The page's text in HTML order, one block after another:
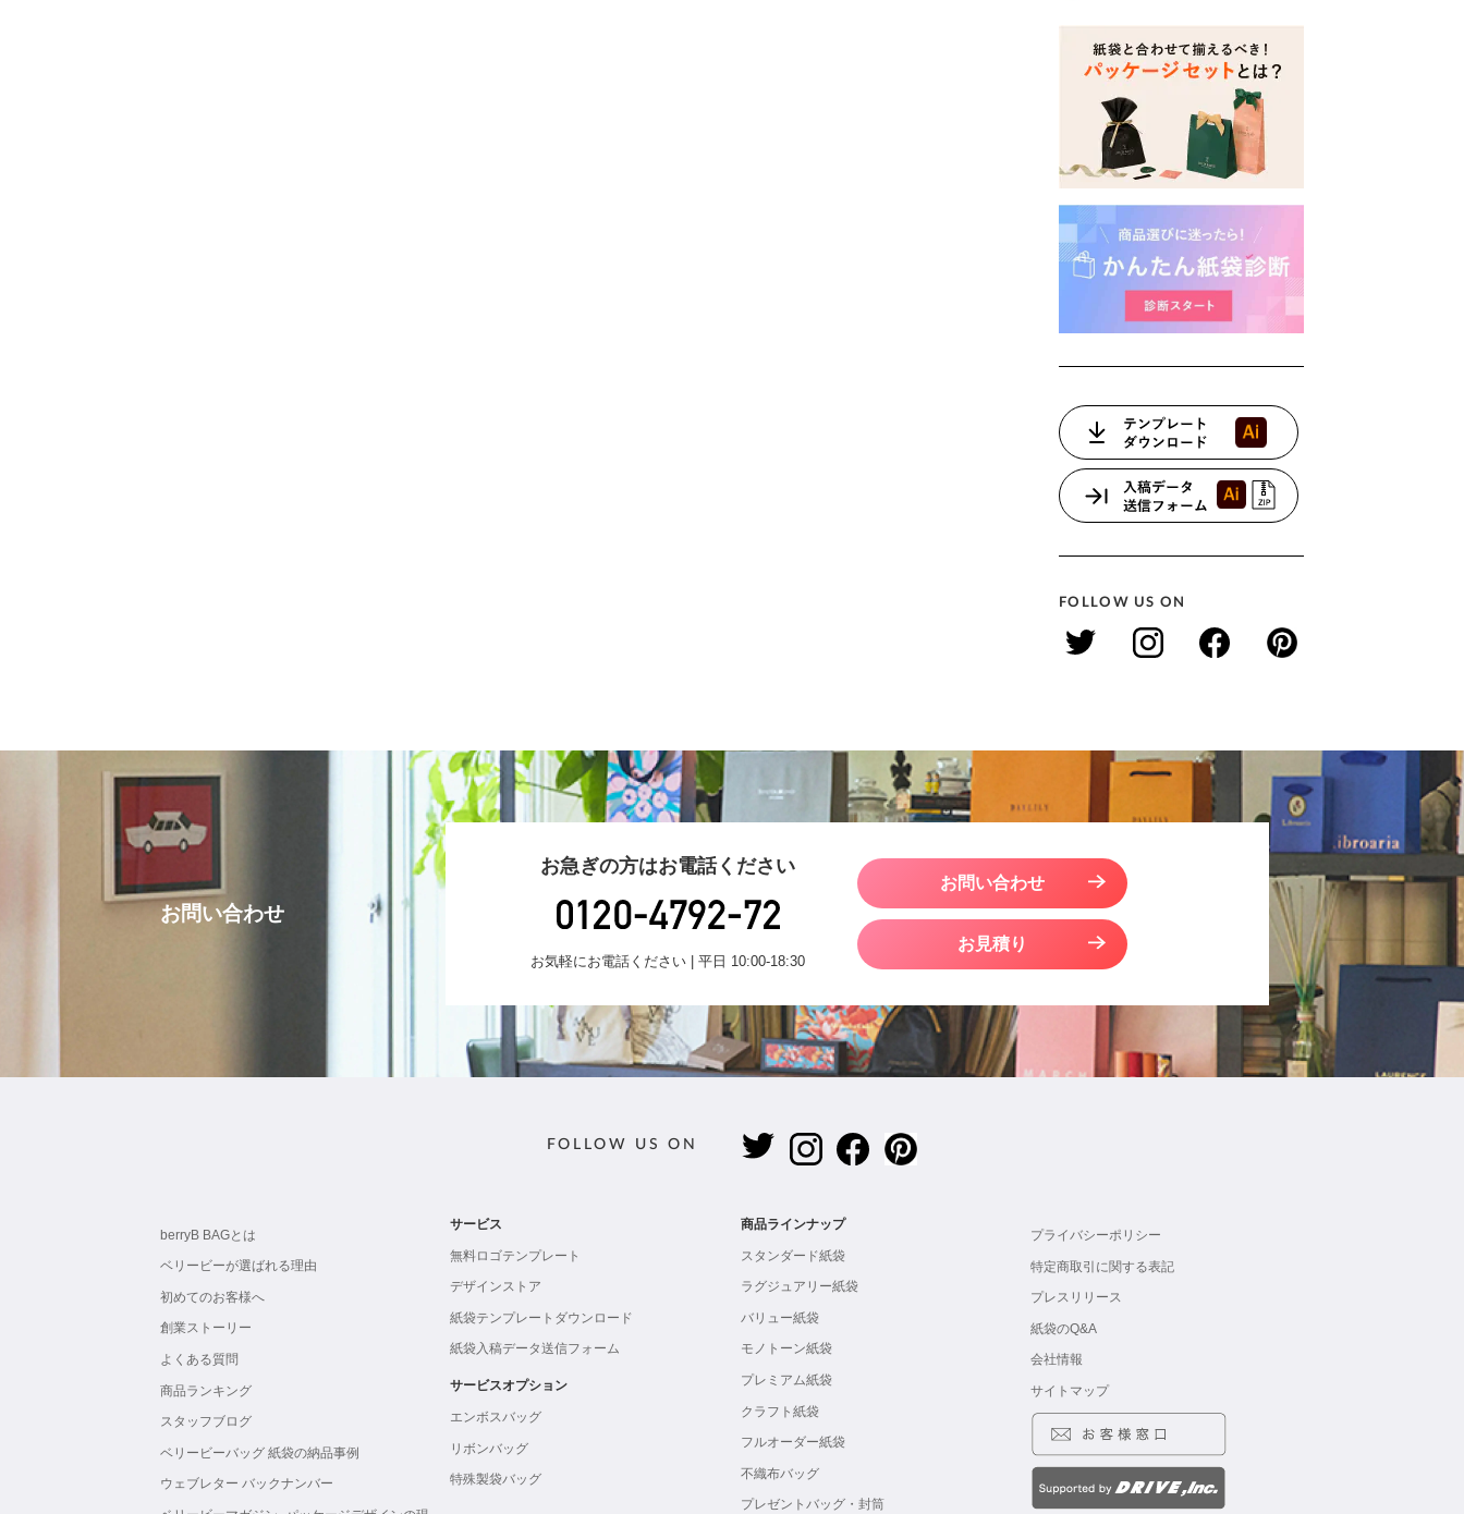
FOLLOW US ON
お問い合わせ
お急ぎの方はお電話ください
お気軽にお電話ください | 平日 10:00-18:30
お問い合わせ
お見積り
FOLLOW US ON
berryB BAGとは
ベリービーが選ばれる理由
初めてのお客様へ
創業ストーリー
よくある質問
商品ランキング
スタッフブログ
ベリービーバッグ 紙袋の納品事例
ウェブレター バックナンバー
サービス
無料ロゴテンプレート
デザインストア
紙袋テンプレートダウンロード
紙袋入稿データ送信フォーム
サービスオプション
エンボスバッグ
リボンバッグ
特殊製袋バッグ
商品ラインナップ
スタンダード紙袋
ラグジュアリー紙袋
バリュー紙袋
モノトーン紙袋
プレミアム紙袋
クラフト紙袋
フルオーダー紙袋
不織布バッグ
プレゼントバッグ・封筒
プライバシーポリシー
特定商取引に関する表記
プレスリリース
紙袋のQ&A
会社情報
サイトマップ